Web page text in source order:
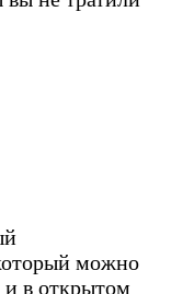
можно
и в открытом